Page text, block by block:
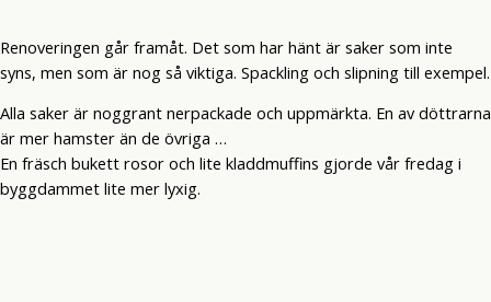
Renoveringen går framåt. Det som har hänt är saker som inte
syns, men som är nog så viktiga. Spackling och slipning till exempel.
Alla saker är noggrant nerpackade och uppmärkta. En av döttrarna
är mer hamster än de övriga …
En fräsch bukett rosor och lite kladdmuffins gjorde vår fredag i
byggdammet lite mer lyxig.